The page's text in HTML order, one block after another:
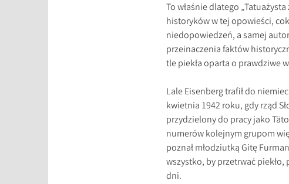
To właśnie dlatego
historyków w tej opowieści,
niedopowiedzeń, a samej
przeinaczenia faktów
tle piekła oparta o prawdziwe
Lale Eisenberg trafił do
kwietnia 1942 roku, gdy rząd
przydzielony do pracy jako
numerów kolejnym grupom
poznał młodziutką Gitę
wszystko, by przetrwać
dni.